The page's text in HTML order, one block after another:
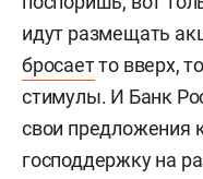
идут размещать
бросаетто вверх,
стимулы. И Банк
свои предложения
господдержку на